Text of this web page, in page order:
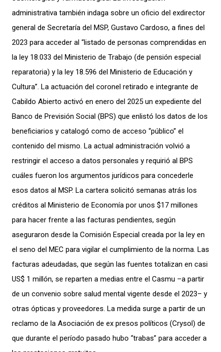
administrativa también indaga sobre un oficio del exdirector
general de Secretaría del MSP, Gustavo Cardoso, a fines del
2023 para acceder al “listado de personas comprendidas en
la ley 18.033 del Ministerio de Trabajo (de pensión especial
reparatoria) y la ley 18.596 del Ministerio de Educación y
Cultura”. La actuación del coronel retirado e integrante de
Cabildo Abierto activó en enero del 2025 un expediente del
Banco de Previsión Social (BPS) que enlistó los datos de los
beneficiarios y catalogó como de acceso “público” el
contenido del mismo. La actual administración volvió a
restringir el acceso a datos personales y requirió al BPS
cuáles fueron los argumentos jurídicos para concederle
esos datos al MSP. La cartera solicitó semanas atrás los
créditos al Ministerio de Economía por unos $17 millones
para hacer frente a las facturas pendientes, según
aseguraron desde la Comisión Especial creada por la ley en
el seno del MEC para vigilar el cumplimiento de la norma. Las
facturas adeudadas, que según las fuentes totalizan en casi
US$ 1 millón, se reparten a medias entre el Casmu –a partir
de un convenio sobre salud mental vigente desde el 2023– y
otras ópticas y proveedores. La medida surge a partir de un
reclamo de la Asociación de ex presos políticos (Crysol) de
que durante el período pasado hubo “trabas” para acceder a